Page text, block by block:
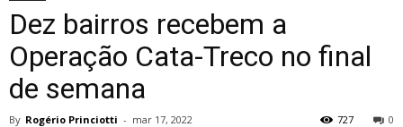
Dez bairros recebem a
Operação Cata-Treco no final
de semana
By Rogério Princiotti - mar 17, 2022 0
727